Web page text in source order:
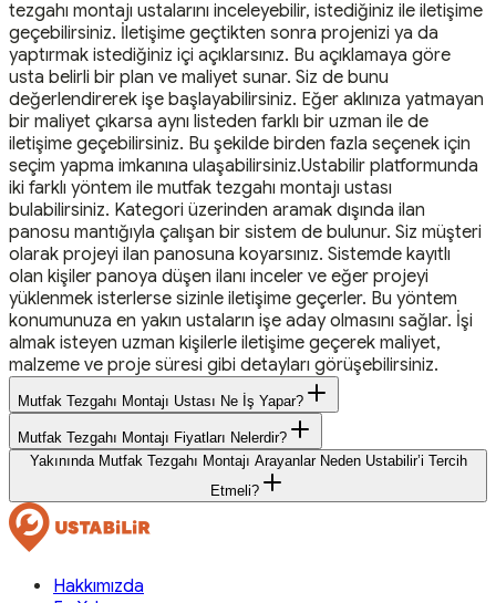
tezgahı montajı ustalarını inceleyebilir, istediğiniz ile iletişime
geçebilirsiniz. İletişime geçtikten sonra projenizi ya da
yaptırmak istediğiniz içi açıklarsınız. Bu açıklamaya göre
usta belirli bir plan ve maliyet sunar. Siz de bunu
değerlendirerek işe başlayabilirsiniz. Eğer aklınıza yatmayan
bir maliyet çıkarsa aynı listeden farklı bir uzman ile de
iletişime geçebilirsiniz. Bu şekilde birden fazla seçenek için
seçim yapma imkanına ulaşabilirsiniz.Ustabilir platformunda
iki farklı yöntem ile mutfak tezgahı montajı ustası
bulabilirsiniz. Kategori üzerinden aramak dışında ilan
panosu mantığıyla çalışan bir sistem de bulunur. Siz müşteri
olarak projeyi ilan panosuna koyarsınız. Sistemde kayıtlı
olan kişiler panoya düşen ilanı inceler ve eğer projeyi
yüklenmek isterlerse sizinle iletişime geçerler. Bu yöntem
konumunuza en yakın ustaların işe aday olmasını sağlar. İşi
almak isteyen uzman kişilerle iletişime geçerek maliyet,
malzeme ve proje süresi gibi detayları görüşebilirsiniz.
Mutfak Tezgahı Montajı Ustası Ne İş Yapar?
Mutfak Tezgahı Montajı Fiyatları Nelerdir?
Yakınında Mutfak Tezgahı Montajı Arayanlar Neden Ustabilir’i Tercih
Etmeli?
Hakkımızda